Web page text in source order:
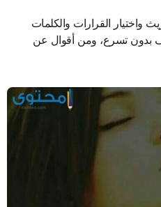
واختيار القرارات والكلمات
بدون تسرع، ومن أقوال عن